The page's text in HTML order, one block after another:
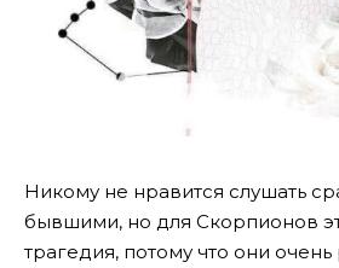
Никому не нравится слушать
бывшими, но для Скорпионов
трагедия, потому что они